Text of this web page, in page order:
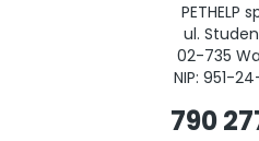
PETHELP
ul.
02-735
NIP: 951-
790